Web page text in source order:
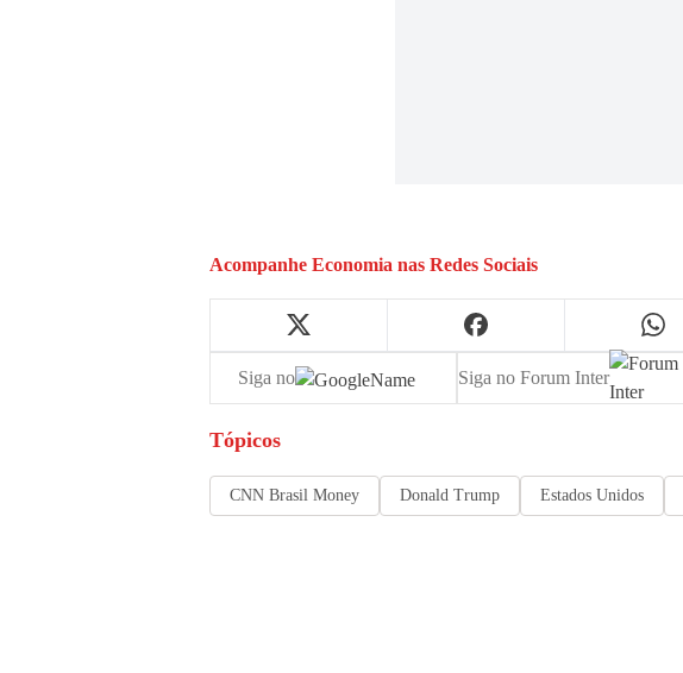
Acompanhe Economia nas Redes Sociais
Siga no Siga no Forum Inter
Tópicos
CNN Brasil Money Donald Trump Estados Unidos